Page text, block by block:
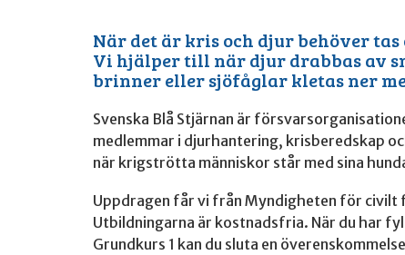
När det är kris och djur behöver tas
Vi hjälper till när djur drabbas av
brinner eller sjöfåglar kletas ner
Svenska Blå Stjärnan är
medlemmar i djurhantering, krisberedskap
när krigströtta människor står med sina
Uppdragen får vi från Myndigheten för civilt
Utbildningarna är kostnadsfria. När du har
Grundkurs 1 kan du sluta en